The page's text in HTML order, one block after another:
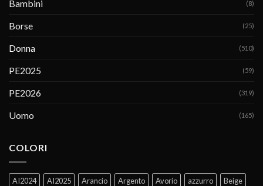
Bambini (8)
Borse (25)
Donna (510)
PE2025 (59)
PE2026 (319)
Uomo (165)
COLORI
AI2024 AI2025 Arancio Argento Avorio azzurro
Beige